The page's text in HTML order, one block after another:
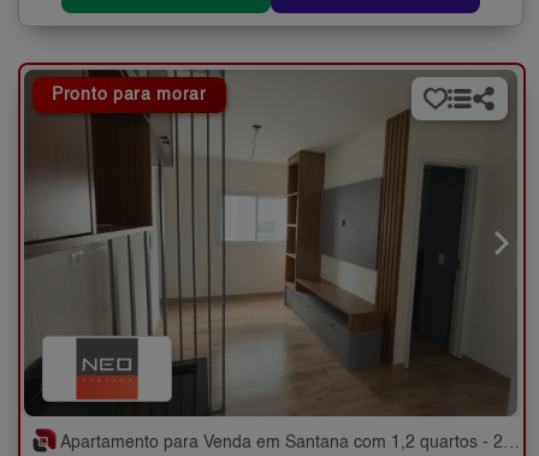
Pronto para morar
Apartamento para Venda em Santana com 1,2 quartos - 27 e 46 m²